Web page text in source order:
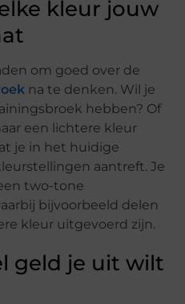
kleur jouw
om goed over de
na te denken. Wil je
hebben? Of
een lichtere kleur
je in het huidige
aantreft. Je
two-tone
bijvoorbeeld delen
kleur uitgevoerd zijn.
geld je uit wilt